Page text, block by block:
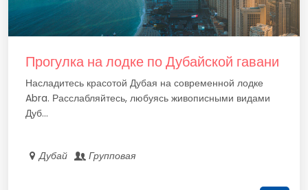
Прогулка на лодке по Дубайской гавани
Насладитесь красотой Дубая на современной лодке
Abra. Расслабляйтесь, любуясь живописными видами
Дуб...
Дубай Групповая